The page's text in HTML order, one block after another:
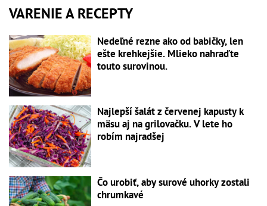
VARENIE A RECEPTY
Nedeľné rezne ako od babičky, len
ešte krehkejšie. Mlieko nahraďte
touto surovinou.
Najlepší šalát z červenej kapusty k
mäsu aj na grilovačku. V lete ho
robím najradšej
Čo urobiť, aby surové uhorky zostali
chrumkavé